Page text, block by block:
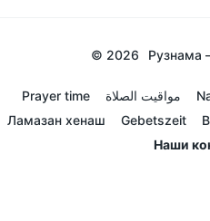
© 2026 Рузнама
Prayer time مواقيت الصلاة
Ламазан хенаш
Gebetszeit
Наши